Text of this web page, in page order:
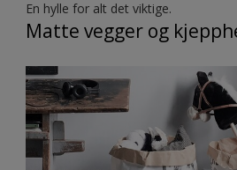
En hylle for alt det viktige.
Matte vegger og